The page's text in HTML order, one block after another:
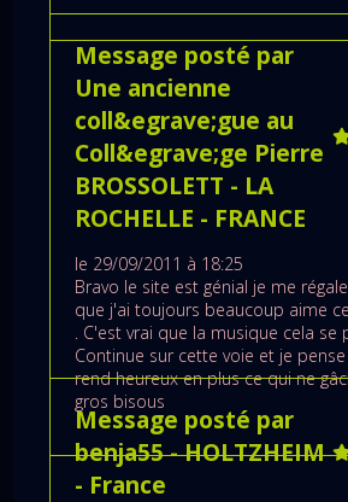
Message posté par
Une ancienne
coll&egrave;gue au
Coll&egrave;ge Pierre
BROSSOLETT - LA
ROCHELLE - FRANCE
le 29/09/2011 à 18:25
Bravo le site est génial je me
que j'ai toujours beaucoup aime
. C'est vrai que la musique cela se
Continue sur cette voie et je
rend heureux en plus ce qui ne
gros bisous
Message posté par
benja55- HOLTZHEIM
- France